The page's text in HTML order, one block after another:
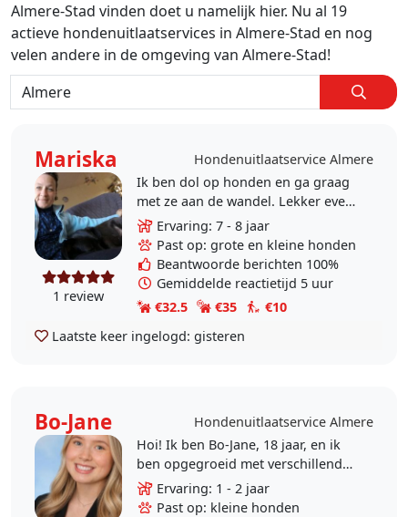
Almere-Stad vinden doet u namelijk hier. Nu al 19
actieve hondenuitlaatservices in Almere-Stad en nog
velen andere in de omgeving van Almere-Stad!
Mariska Hondenuitlaatservice Almere
1 review
Ik ben dol op honden en ga graag
met ze aan de wandel. Lekker even
de benen strekken, behoeften
doen, knuffelen, spelen en
misschien zelfs even..
Ervaring: 7 - 8 jaar
Past op: grote en kleine honden
Beantwoorde berichten 100%
Gemiddelde reactietijd 5 uur
€32.5
€35
€10
Laatste keer ingelogd: gisteren
Bo-Jane
Hondenuitlaatservice Almere
Hoi! Ik ben Bo-Jane, 18 jaar, en ik
ben opgegroeid met verschillende
huisdieren. Hierdoor heb ik al van
jongs af aan geleerd hoe leuk en
Ervaring: 1 - 2 jaar
Past op: kleine honden